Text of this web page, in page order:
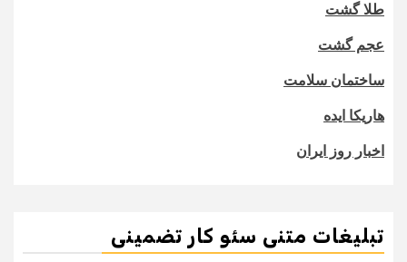
طلا گشت
عجم گشت
ساختمان سلامت
هاریکا ایده
اخبار روز ایران
تبلیغات متنی سئو کار تضمینی